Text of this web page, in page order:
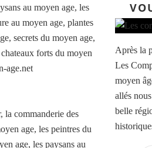
Après la
Les
moyen
allés
belle